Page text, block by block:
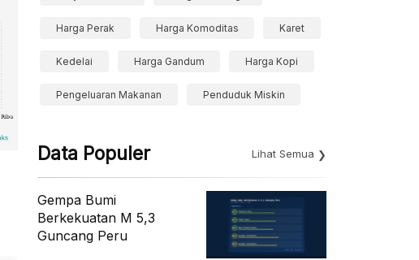
Harga Perak Harga Komoditas Karet
Kedelai Harga Gandum Harga Kopi
Pengeluaran Makanan Penduduk Miskin
Data Populer Lihat Semua
Gempa Bumi
Berkekuatan M 5,3
Guncang Peru